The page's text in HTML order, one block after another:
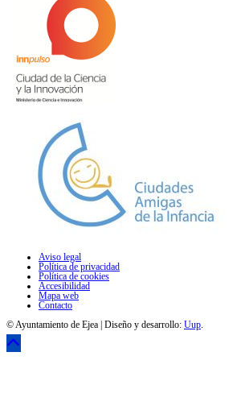
Aviso legal
Política de privacidad
Política de cookies
Accesibilidad
Mapa web
Contacto
© Ayuntamiento de Ejea | Diseño y desarrollo: Uup.